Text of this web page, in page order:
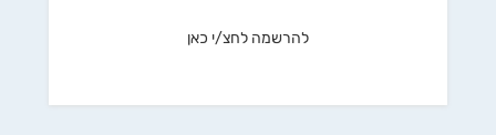
להרשמה לחצ/י כאן